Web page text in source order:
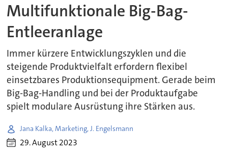
Multifunktionale Big-Bag-
Entleeranlage
Immer kürzere Entwicklungszyklen und die
steigende Produktvielfalt erfordern flexibel
einsetzbares Produktionsequipment. Gerade beim
Big-Bag-Handling und bei der Produktaufgabe
spielt modulare Ausrüstung ihre Stärken aus.
Jana Kalka, Marketing, J. Engelsmann
29. August 2023